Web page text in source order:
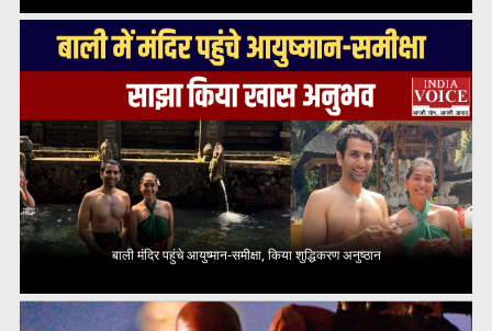
बाली मंदिर पहुंचे आयुष्मान-समीक्षा, किया शुद्धिकरण अनुष्ठान